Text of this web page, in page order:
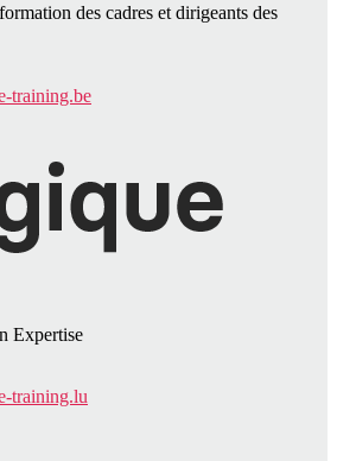
des cadres et dirigeants des
training.be
Expertise
training.lu